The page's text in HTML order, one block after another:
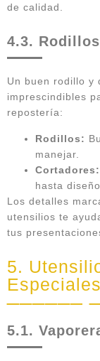
de calidad.
4.3.
Un buen rodillo y
imprescindibles
repostería:
Rodillos:
manejar.
Cortadores:
hasta
Los detalles
utensilios te
tus
5.
Especiales
5.1.